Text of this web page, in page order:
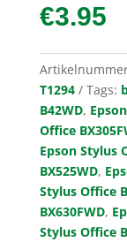
€3.95
T1294
Tags:
B42WD,
Office
Epson Stylus
BX525WD,
Stylus Office
BX630FWD,
Stylus Office